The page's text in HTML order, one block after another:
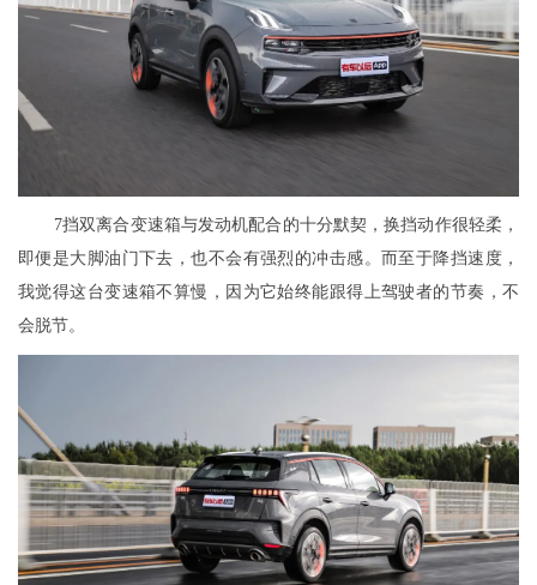
7挡双离合变速箱与发动机配合的十分默契，换挡动作很轻柔，
即便是大脚油门下去，也不会有强烈的冲击感。而至于降挡速度，
我觉得这台变速箱不算慢，因为它始终能跟得上驾驶者的节奏，不
会脱节。